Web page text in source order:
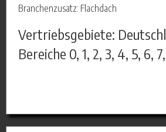
Branchenzusatz: Flachdach
Vertriebsgebiete:
Bereiche 0, 1, 2, 3, 4, 5, 6,